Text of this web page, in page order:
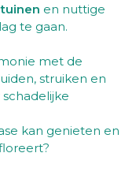
en nuttige
te gaan.
met de
struiken en
kan genieten en